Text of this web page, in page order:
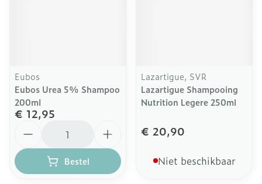
Eubos
Eubos Urea 5% Shampoo
200ml
€ 12,95
Bestel
Lazartigue, SVR
Lazartigue Shampooing
Nutrition Legere 250ml
€ 20,90
Niet beschikbaar